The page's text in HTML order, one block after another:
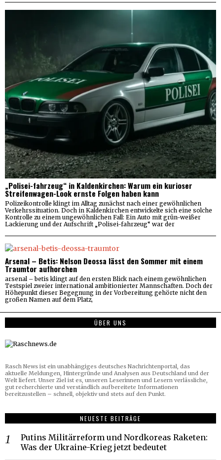
„Polisei-fahrzeug“ in Kaldenkirchen: Warum ein kurioser
Streifenwagen-Look ernste Folgen haben kann
Polizeikontrolle klingt im Alltag zunächst nach einer gewöhnlichen
Verkehrssituation. Doch in Kaldenkirchen entwickelte sich eine solche
Kontrolle zu einem ungewöhnlichen Fall: Ein Auto mit grün-weißer
Lackierung und der Aufschrift „Polisei-fahrzeug“ war der
Arsenal – Betis: Nelson Deossa lässt den Sommer mit einem
Traumtor aufhorchen
arsenal – betis klingt auf den ersten Blick nach einem gewöhnlichen
Testspiel zweier international ambitionierter Mannschaften. Doch der
Höhepunkt dieser Begegnung in der Vorbereitung gehörte nicht den
großen Namen auf dem Platz,
ÜBER UNS
Rasch News ist ein unabhängiges deutsches Nachrichtenportal, das
aktuelle Meldungen, Hintergründe und Analysen aus Deutschland und der
Welt liefert. Unser Ziel ist es, unseren Leserinnen und Lesern verlässliche,
gut recherchierte und verständlich aufbereitete Informationen
bereitzustellen – schnell, objektiv und stets auf den Punkt.
NEUESTE BEITRÄGE
Putins Militärreform und Nordkoreas Raketen:
Was der Ukraine-Krieg jetzt bedeutet